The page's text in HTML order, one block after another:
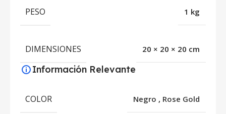
PESO 1 kg
DIMENSIONES 20 × 20 × 20 cm
Información Relevante
COLOR Negro , Rose Gold